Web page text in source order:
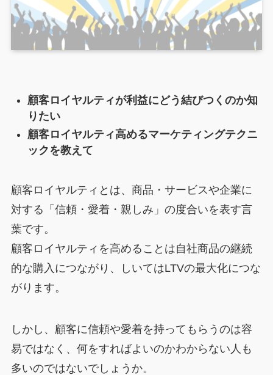
顧客ロイヤルティが利益にどう結びつくのか知
りたい
顧客ロイヤルティ高めるマーケティングテクニ
ックを教えて
顧客ロイヤルティとは、商品・サービスや企業に
対する「信頼・愛着・親しみ」の度合いを表す言
葉です。
顧客ロイヤルティを高めることは自社商品の継続
的な購入につながり、しいてはLTVの最大化につな
がります。
しかし、顧客に信頼や愛着を持ってもらうのは容
易ではなく、何をすればよいのかわからない人も
多いのではないでしょうか。